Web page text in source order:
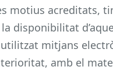
motius acreditats,
disponibilitat
mitjans
amb el